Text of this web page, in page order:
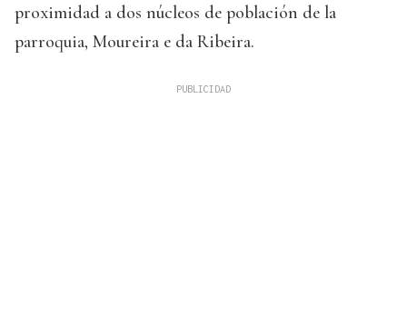
proximidad a dos núcleos de población de la
parroquia, Moureira e da Ribeira.